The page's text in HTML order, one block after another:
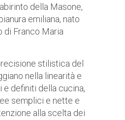
della Masone,
emiliana, nato
di Franco Maria
stilistica del
nella linearità e
e definiti della cucina,
semplici e nette e
alla scelta dei